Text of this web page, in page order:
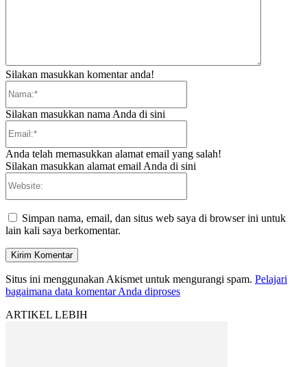
Silakan masukkan komentar anda!
Silakan masukkan nama Anda di sini
Anda telah memasukkan alamat email yang salah!
Silakan masukkan alamat email Anda di sini
Simpan nama, email, dan situs web saya di browser ini untuk
lain kali saya berkomentar.
Situs ini menggunakan Akismet untuk mengurangi spam. Pelajari
bagaimana data komentar Anda diproses
ARTIKEL LEBIH